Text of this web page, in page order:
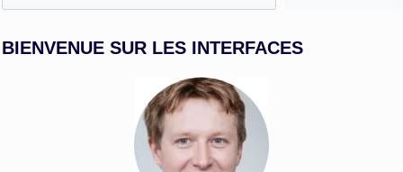
BIENVENUE SUR LES INTERFACES